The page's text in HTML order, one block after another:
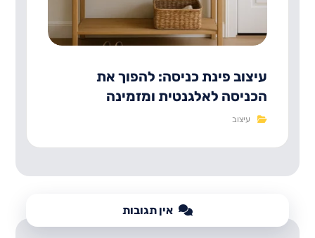
עיצוב פינת כניסה: להפוך את
הכניסה לאלגנטית ומזמינה
עיצוב
אין תגובות